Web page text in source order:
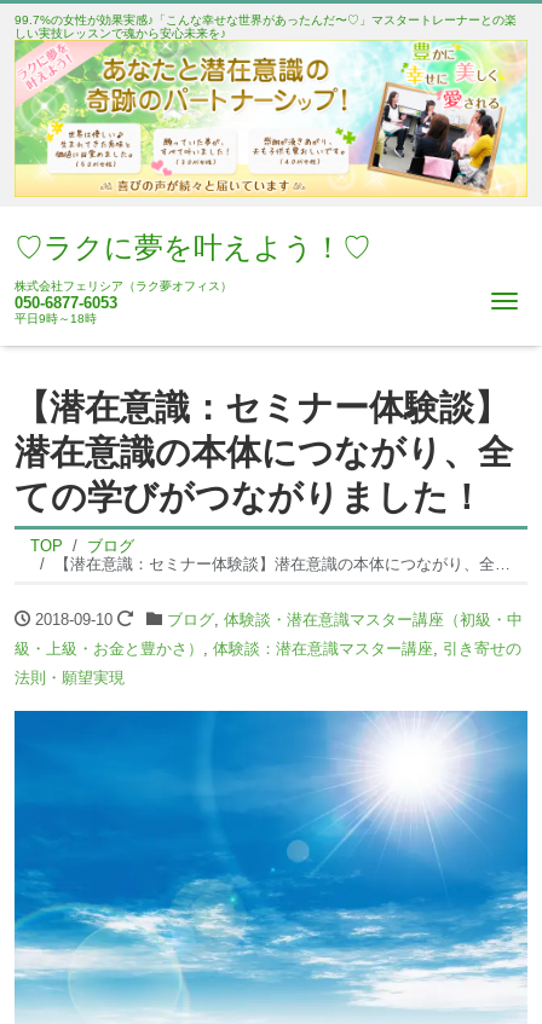
99.7%の女性が効果実感♪「こんな幸せな世界があったんだ〜♡」マスタートレーナーとの楽
しい実技レッスンで魂から安心未来を♪
♡ラクに夢を叶えよう！♡
株式会社フェリシア（ラク夢オフィス）
050-6877-6053
平日9時～18時
【潜在意識：セミナー体験談】
潜在意識の本体につながり、全
ての学びがつながりました！
TOP
ブログ
【潜在意識：セミナー体験談】潜在意識の本体につながり、全ての学びがつながりました！
2018-09-10 ブログ, 体験談・潜在意識マスター講座（初級・中
級・上級・お金と豊かさ）
体験談：潜在意識マスター講座 引き寄せの
法則・願望実現